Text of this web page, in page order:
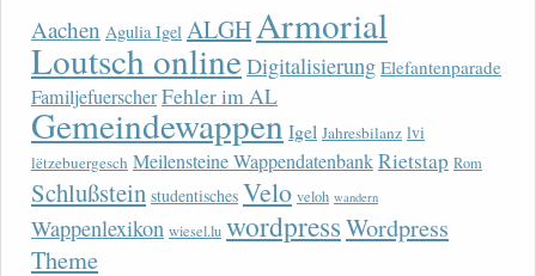
Aachen Agulia Igel ALGHArmorial
Loutsch onlineDigitalisierung Elefantenparade
FamiljefuerscherFehler im AL
Gemeindewappen Igel Jahresbilanz lvi
lëtzebuergesch Meilensteine WappendatenbankRietstap Rom
Schlußstein studentisches Velo veloh wandern
Wappenlexikon wiesel.lu wordpressWordpress
Theme